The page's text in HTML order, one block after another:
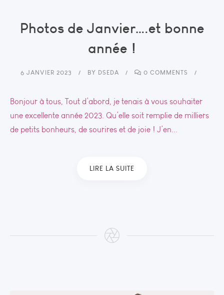
Photos de Janvier….et bonne
année !
6 JANVIER 2023 BY DSEDA 0 COMMENTS
Bonjour à tous, Tout d’abord, je tenais à vous souhaiter
une excellente année 2023. Qu’elle soit remplie de milliers
de petits bonheurs, de sourires et de joie ! J’en...
LIRE LA SUITE